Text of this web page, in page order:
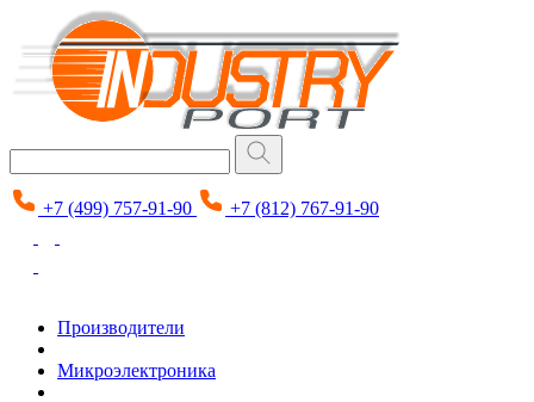
+7 (499) 757-91-90 +7 (812) 767-91-90
Производители
Микроэлектроника